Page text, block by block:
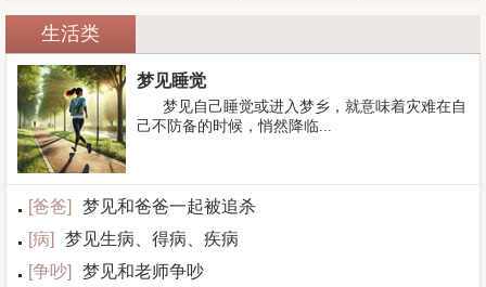
生活类
梦见睡觉
梦见自己睡觉或进入梦乡，就意味着灾难在自
己不防备的时候，悄然降临...
[爸爸]
梦见和爸爸一起被追杀
[病]
梦见生病、得病、疾病
[争吵] 梦见和老师争吵